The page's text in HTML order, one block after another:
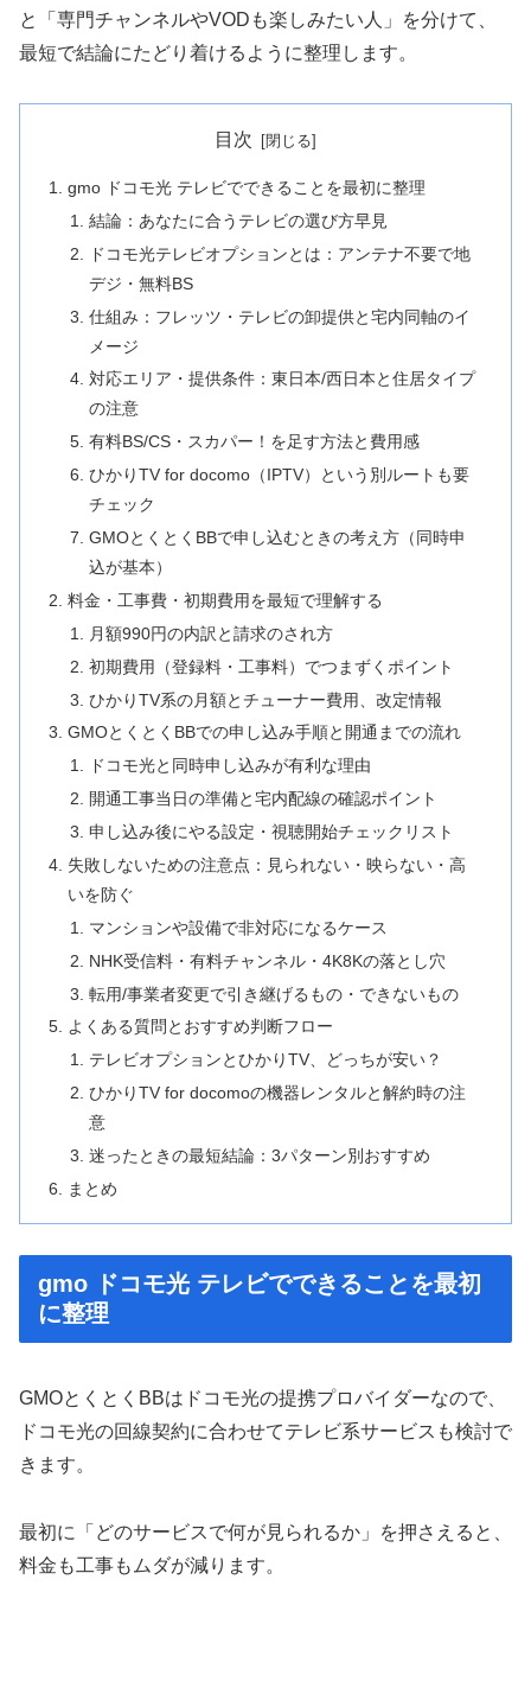
と「専門チャンネルやVODも楽しみたい人」を分けて、
最短で結論にたどり着けるように整理します。
目次
gmo ドコモ光 テレビでできることを最初に整理
結論：あなたに合うテレビの選び方早見
ドコモ光テレビオプションとは：アンテナ不要で地
デジ・無料BS
仕組み：フレッツ・テレビの卸提供と宅内同軸のイ
メージ
対応エリア・提供条件：東日本/西日本と住居タイプ
の注意
有料BS/CS・スカパー！を足す方法と費用感
ひかりTV for docomo（IPTV）という別ルートも要
チェック
GMOとくとくBBで申し込むときの考え方（同時申
込が基本）
料金・工事費・初期費用を最短で理解する
月額990円の内訳と請求のされ方
初期費用（登録料・工事料）でつまずくポイント
ひかりTV系の月額とチューナー費用、改定情報
GMOとくとくBBでの申し込み手順と開通までの流れ
ドコモ光と同時申し込みが有利な理由
開通工事当日の準備と宅内配線の確認ポイント
申し込み後にやる設定・視聴開始チェックリスト
失敗しないための注意点：見られない・映らない・高
いを防ぐ
マンションや設備で非対応になるケース
NHK受信料・有料チャンネル・4K8Kの落とし穴
転用/事業者変更で引き継げるもの・できないもの
よくある質問とおすすめ判断フロー
テレビオプションとひかりTV、どっちが安い？
ひかりTV for docomoの機器レンタルと解約時の注
意
迷ったときの最短結論：3パターン別おすすめ
まとめ
gmo ドコモ光 テレビでできることを最初
に整理
GMOとくとくBBはドコモ光の提携プロバイダーなので、
ドコモ光の回線契約に合わせてテレビ系サービスも検討で
きます。
最初に「どのサービスで何が見られるか」を押さえると、
料金も工事もムダが減ります。